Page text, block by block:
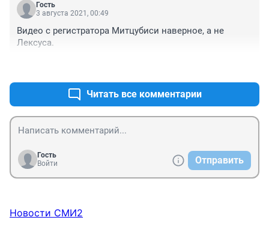
изобретающих машины ПРАВА еще то рабы
любопытно будет - как рабовладельцы будут
заставлять рабов получать ПРАВА на право быть
Гость
3 августа 2021, 00:49
Видео с регистратора Митцубиси наверное, а не
Лексуса.
Читать все комментарии
Гость
Войти
Отправить
Новости СМИ2